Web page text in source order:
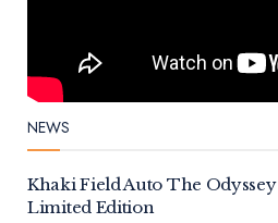
NEWS
Khaki Field Auto The Odyssey
Limited Edition